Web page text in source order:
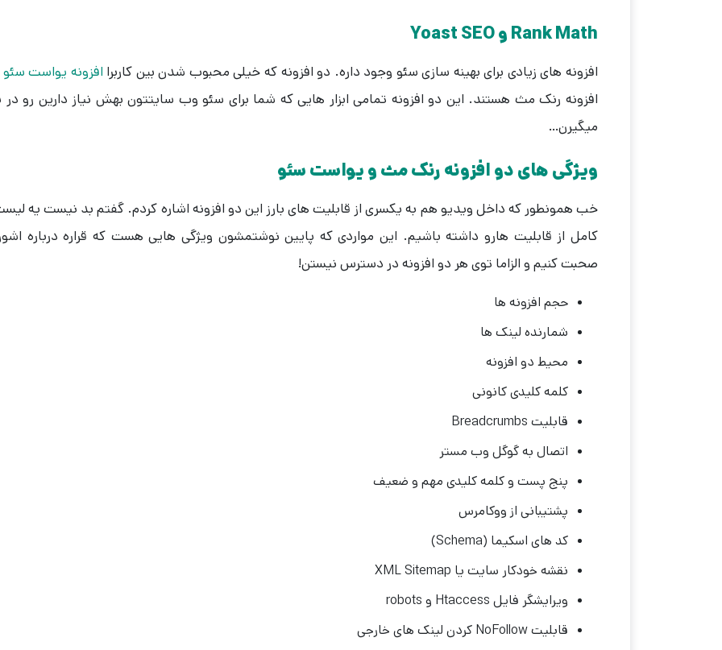
Rank Math و Yoast SEO
افزونه های زیادی برای بهینه سازی سئو وجود داره. دو افزونه که خیلی محبوب شدن بین کاربرا افزونه یواست سئو
افزونه رنک مث هستند. این دو افزونه تمامی ابزار هایی که شما برای سئو وب سایتتون بهش نیاز دارین رو در
میگیرن…
ویژگی های دو افزونه رنک مث و یواست سئو
خب همونطور که داخل ویدیو هم به یکسری از قابلیت های بارز این دو افزونه اشاره کردم. گفتم بد نیست یه
کامل از قابلیت هارو داشته باشیم. این مواردی که پایین نوشتمشون ویژگی هایی هست که قراره درباره
صحبت کنیم و الزاما توی هر دو افزونه در دسترس نیستن!
حجم افزونه ها
شمارنده لینک ها
محیط دو افزونه
کلمه کلیدی کانونی
قابلیت Breadcrumbs
اتصال به گوگل وب مستر
پنج پست و کلمه کلیدی مهم و ضعیف
پشتیبانی از ووکامرس
کد های اسکیما (Schema)
نقشه خودکار سایت یا XML Sitemap
ویرایشگر فایل Htaccess و robots
قابلیت NoFollow کردن لینک های خارجی